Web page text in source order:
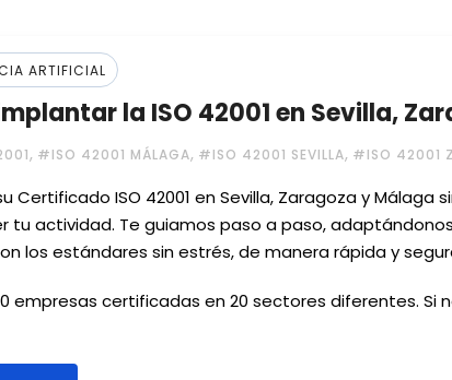
ARTIFICIAL
la ISO 42001 en Sevilla,
, #ISO 42001 MÁLAGA, #ISO 42001 SEVILLA, #ISO 42001
Certificado ISO 42001 en Sevilla, Zaragoza y Málaga
tu actividad. Te guiamos paso a paso,
los estándares sin estrés, de manera rápida y
empresas certificadas en 20 sectores diferentes. Si